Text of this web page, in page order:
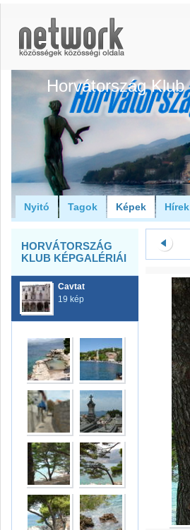
Horvátország Klub
Nyitó Tagok Képek Hírek
HORVÁTORSZÁG
KLUB KÉPGALÉRIÁI
Cavtat
19 kép